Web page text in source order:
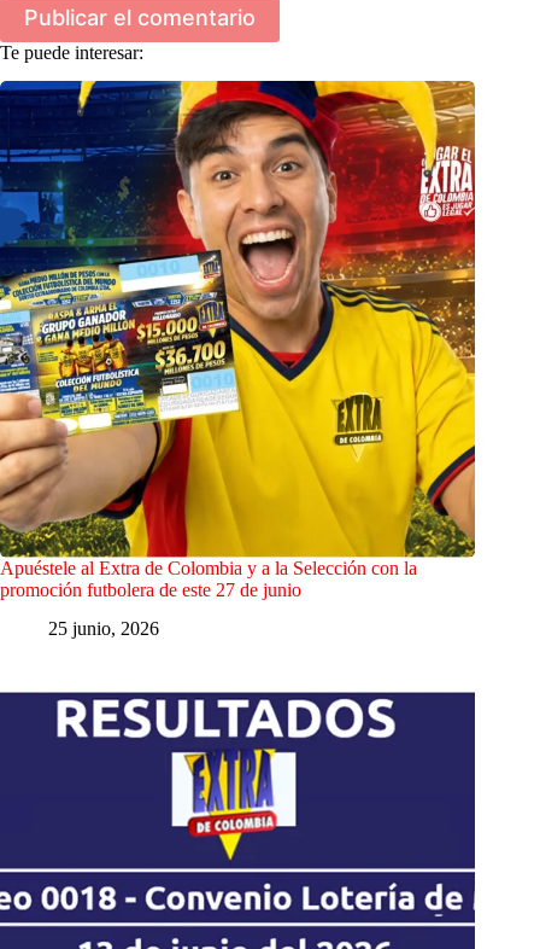
Publicar el comentario
Te puede interesar:
Apuéstele al Extra de Colombia y a la Selección con la
promoción futbolera de este 27 de junio
25 junio, 2026